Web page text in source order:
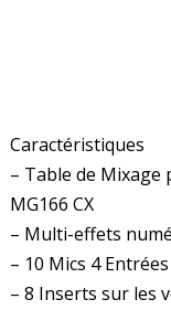
Caractéristiques
– Table de Mixage
MG166 CX
– Multi-effets
– 10 Mics 4
– 8 Inserts sur les